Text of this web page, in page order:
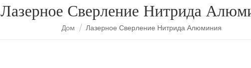
Лазерное Сверление Нитрида
Дом / Лазерное Сверление Нитрида Алюминия